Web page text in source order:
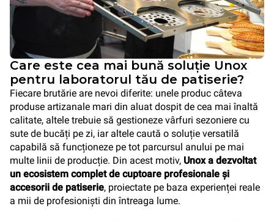
Care este cea mai bună soluție Unox
pentru laboratorul tău de patiserie?
Fiecare brutărie are nevoi diferite: unele produc câteva
produse artizanale mari din aluat dospit de cea mai înaltă
calitate, altele trebuie să gestioneze vârfuri sezoniere cu
sute de bucăți pe zi, iar altele caută o soluție versatilă
capabilă să funcționeze pe tot parcursul anului pe mai
multe linii de producție. Din acest motiv, Unox a dezvoltat
un ecosistem complet de cuptoare profesionale și
accesorii de patiserie, proiectate pe baza experienței reale
a mii de profesioniști din întreaga lume.